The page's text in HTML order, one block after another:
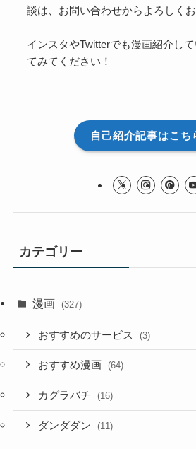
談は、お問い合わせからよろしくお
インスタやTwitterでも漫画紹介し
てみてください！
自己紹介記事はこち
カテゴリー
漫画 (327)
おすすめのサービス (3)
おすすめ漫画 (64)
カグラバチ (16)
ダンダダン (11)